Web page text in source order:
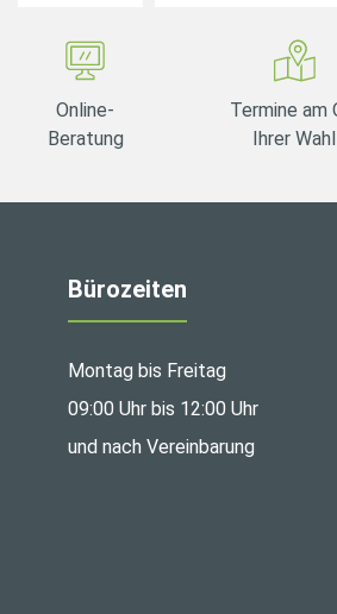
Online-
Beratung
Termine am
Ihrer Wahl
Bürozeiten
Montag bis Freitag
09:00 Uhr bis 12:00 Uhr
und nach Vereinbarung